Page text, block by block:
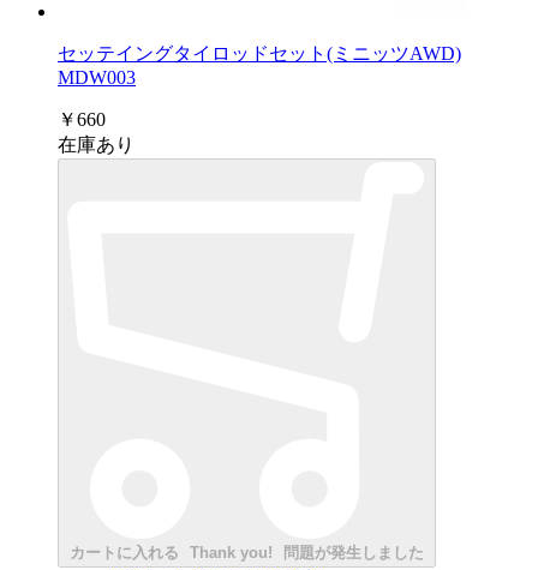
セッテイングタイロッドセット(ミニッツAWD)
MDW003
￥660
在庫あり
カートに入れる Thank you! 問題が発生しました